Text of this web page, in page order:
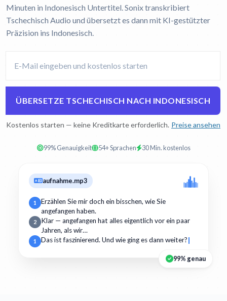
Minuten in Indonesisch Untertitel. Sonix transkribiert
Tschechisch Audio und übersetzt es dann mit KI-gestützter
Präzision ins Indonesisch.
ÜBERSETZE TSCHECHISCH NACH INDONESISCH
Kostenlos starten — keine Kreditkarte erforderlich. Preise ansehen
99% Genauigkeit 54+ Sprachen 30 Min. kostenlos
aufnahme.mp3
1
Erzählen Sie mir doch ein bisschen, wie Sie
angefangen haben.
2
Klar — angefangen hat alles eigentlich vor ein paar
Jahren, als wir…
1 Das ist faszinierend. Und wie ging es dann weiter?
99% genau